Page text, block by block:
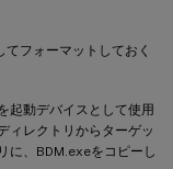
フォーマットしておく
起動デバイスとして使用
ィレクトリからターゲッ
に、BDM.exeをコピーし